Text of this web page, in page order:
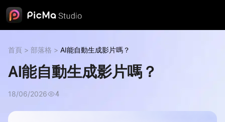
首頁 > 部落格 > AI能自動生成影片嗎？
AI能自動生成影片嗎？
18/06/2026 4